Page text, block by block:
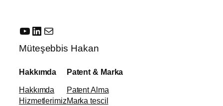
YouTube
LinkedIn
E-posta
Müteşebbis Hakan
Hakkımda
Hakkımda
Hizmetlerimiz
Patent & Marka
Patent Alma
Marka tescil